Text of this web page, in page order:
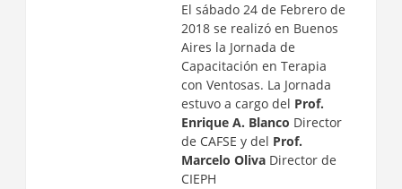
El sábado 24 de Febrero de
2018 se realizó en Buenos
Aires la Jornada de
Capacitación en Terapia
con Ventosas. La Jornada
estuvo a cargo del Prof.
Enrique A. Blanco Director
de CAFSE y del Prof.
Marcelo OlivaDirector de
CIEPH